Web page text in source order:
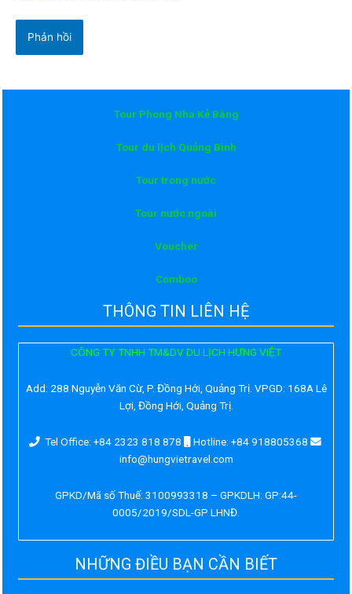
Tour Phong Nha Kẻ Bàng
Tour du lịch Quảng Bình
Tour trong nước
Tour nước ngoài
Voucher
Comboo
THÔNG TIN LIÊN HỆ
CÔNG TY TNHH TM&DV DU LỊCH HƯNG VIỆT
Add: 288 Nguyễn Văn Cừ, P. Đồng Hới, Quảng Trị. VPGD: 168A Lê
Lợi, Đồng Hới, Quảng Trị.
Tel Office: +84 2323 818 878
Hotline: +84 918805368
info@hungvietravel.com
GPKD/Mã số Thuế: 3100993318 – GPKDLH: GP:44-
0005/2019/SDL-GP LHNĐ.
NHỮNG ĐIỀU BẠN CẦN BIẾT